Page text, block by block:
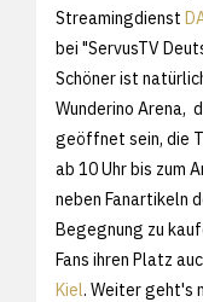
Streamingdienst
bei "ServusTV
Schöner ist
Wunderino Arena,
geöffnet sein, die
ab 10 Uhr bis zum
neben Fanartikeln
Begegnung zu
Fans ihren Platz
Kiel. Weiter geht's